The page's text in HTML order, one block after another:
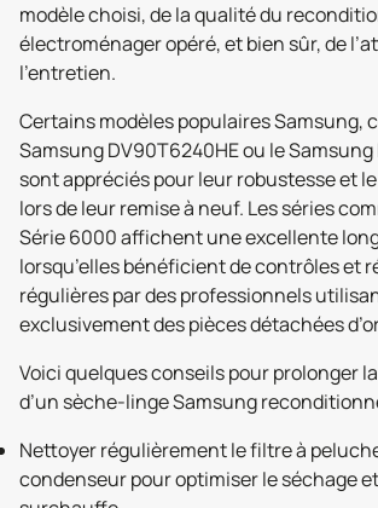
modèle choisi, de la qualité du
électroménager opéré, et bien sûr, de
l’entretien.
Certains modèles populaires Samsung,
Samsung DV90T6240HE ou le Samsung
sont appréciés pour leur robustesse et
lors de leur remise à neuf. Les séries
Série 6000 affichent une excellente
lorsqu’elles bénéficient de contrôles et
régulières par des professionnels
exclusivement des pièces détachées
Voici quelques conseils pour prolonger
d’un sèche-linge Samsung
Nettoyer régulièrement le filtre à
condenseur pour optimiser le séchage